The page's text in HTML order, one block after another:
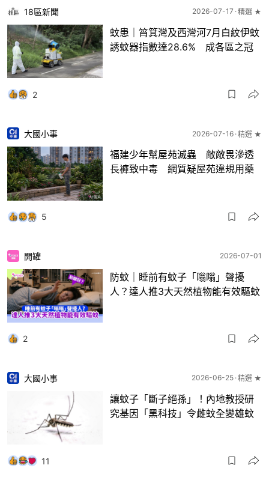
18區新聞 2026-07-17 精選 ★
蚊患｜筲箕灣及西灣河7月白紋伊蚊
誘蚊器指數達28.6% 成各區之冠
2
大國小事 2026-07-16 精選 ★
福建少年幫屋苑滅蟲 敵敵畏滲透
長褲致中毒 網質疑屋苑違規用藥
5
開罐 2026-07-01
防蚊｜睡前有蚊子「嗡嗡」聲擾
人？達人推3大天然植物能有效驅蚊
2
大國小事 2026-06-25 精選 ★
讓蚊子「斷子絕孫」！內地教授研
究基因「黑科技」令雌蚊全變雄蚊
11